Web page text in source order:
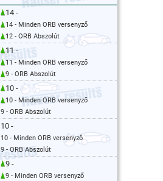
14 -
14 - Minden ORB versenyző
12 - ORB Abszolút
11 -
11 - Minden ORB versenyző
9 - ORB Abszolút
10 -
10 - Minden ORB versenyző
9 - ORB Abszolút
10 -
10 - Minden ORB versenyző
9 - ORB Abszolút
9 -
9 - Minden ORB versenyző